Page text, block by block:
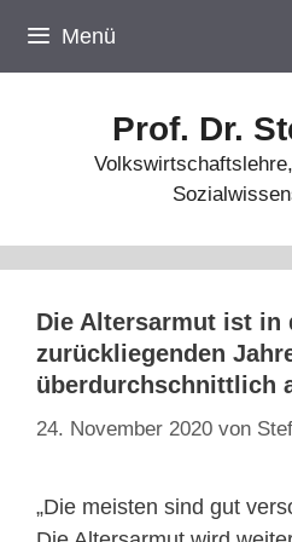
Inhalt
springen
Menü
Prof. Dr.
Die Altersarmut ist in
zurückliegenden
überdurchschnittlich
24. November 2020 von
„Die meisten sind gut